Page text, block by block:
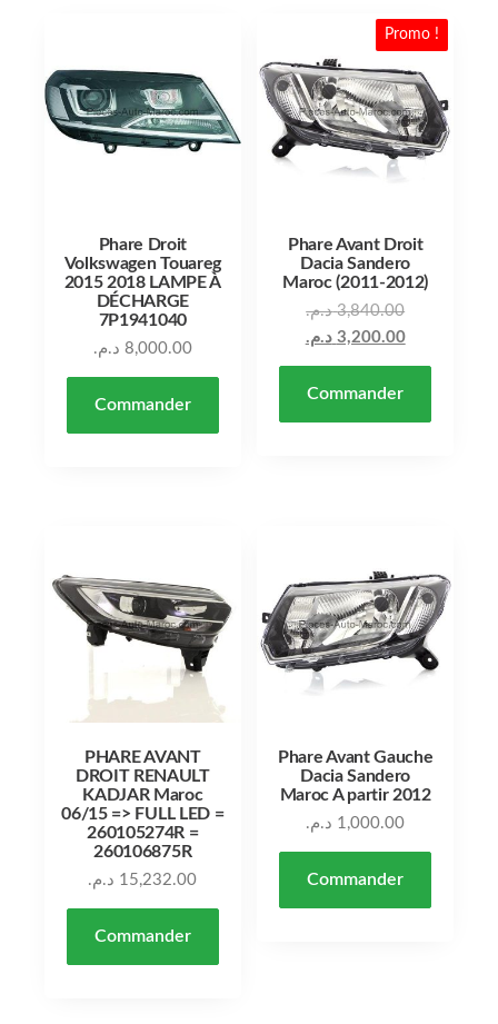
Phare Droit
Volkswagen Touareg
2015 2018 LAMPE À
DÉCHARGE
7P1941040
8,000.00 د.م.
Commander
Promo !
Phare Avant Droit
Dacia Sandero
Maroc (2011-2012)
3,840.00 د.م.
3,200.00 د.م.
Commander
PHARE AVANT
DROIT RENAULT
KADJAR Maroc
06/15 => FULL LED =
260105274R =
260106875R
15,232.00 د.م.
Commander
Phare Avant Gauche
Dacia Sandero
Maroc A partir 2012
1,000.00 د.م.
Commander